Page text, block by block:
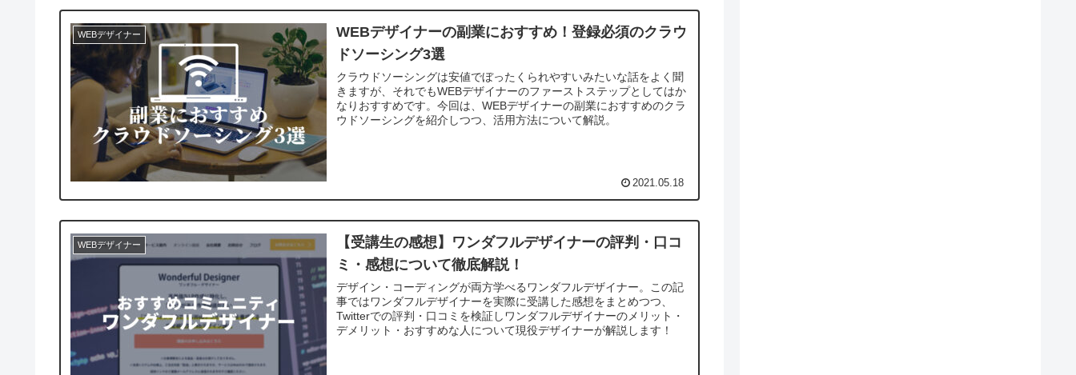
WEBデザイナー
WEBデザイナーの副業におすすめ！登録必須のクラウ
ドソーシング3選
クラウドソーシングは安値でぼったくられやすいみたいな話をよく聞
きますが、それでもWEBデザイナーのファーストステップとしてはか
なりおすすめです。今回は、WEBデザイナーの副業におすすめのクラ
ウドソーシングを紹介しつつ、活用方法について解説。
2021.05.18
WEBデザイナー
【受講生の感想】ワンダフルデザイナーの評判・口コ
ミ・感想について徹底解説！
デザイン・コーディングが両方学べるワンダフルデザイナー。この記
事ではワンダフルデザイナーを実際に受講した感想をまとめつつ、
Twitterでの評判・口コミを検証しワンダフルデザイナーのメリット・
デメリット・おすすめな人について現役デザイナーが解説します！